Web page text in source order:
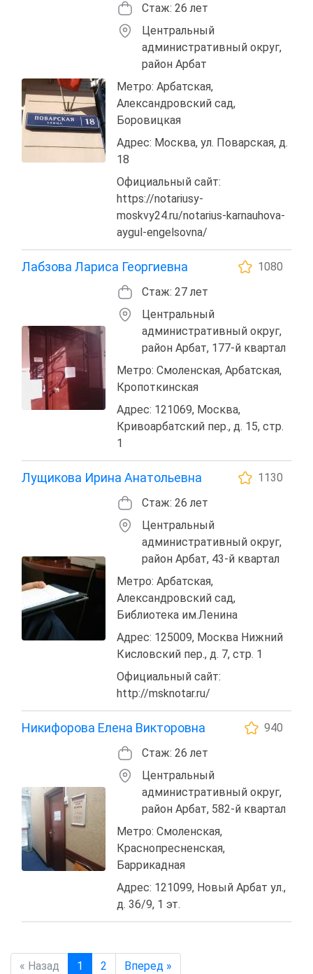
Стаж: 26 лет
Центральный
административный округ,
район Арбат
Метро: Арбатская,
Александровский сад,
Боровицкая
Адрес: Москва, ул. Поварская, д.
18
Официальный сайт:
https://notariusy-
moskvy24.ru/notarius-karnauhova-
aygul-engelsovna/
Лабзова Лариса Георгиевна
1080
Стаж: 27 лет
Центральный
административный округ,
район Арбат, 177-й квартал
Метро: Смоленская, Арбатская,
Кропоткинская
Адрес: 121069, Москва,
Кривоарбатский пер., д. 15, стр.
1
Лущикова Ирина Анатольевна
1130
Стаж: 26 лет
Центральный
административный округ,
район Арбат, 43-й квартал
Метро: Арбатская,
Александровский сад,
Библиотека им.Ленина
Адрес: 125009, Москва Нижний
Кисловский пер., д. 7, стр. 1
Официальный сайт:
http://msknotar.ru/
Никифорова Елена Викторовна
940
Стаж: 26 лет
Центральный
административный округ,
район Арбат, 582-й квартал
Метро: Смоленская,
Краснопресненская,
Баррикадная
Адрес: 121099, Новый Арбат ул.,
д. 36/9, 1 эт.
« Назад 1 2 Вперед »